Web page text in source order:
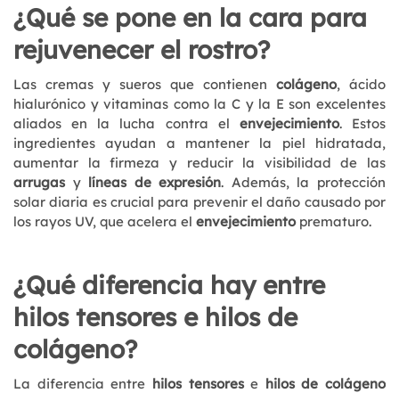
¿Qué se pone en la cara para
rejuvenecer el rostro?
Las cremas y sueros que contienen colágeno, ácido
hialurónico y vitaminas como la C y la E son excelentes
aliados en la lucha contra el envejecimiento. Estos
ingredientes ayudan a mantener la piel hidratada,
aumentar la firmeza y reducir la visibilidad de las
arrugasy líneas de expresión. Además, la protección
solar diaria es crucial para prevenir el daño causado por
los rayos UV, que acelera el envejecimientoprematuro.
¿Qué diferencia hay entre
hilos tensores e hilos de
colágeno?
La diferencia entre hilos tensorese hilos de colágeno